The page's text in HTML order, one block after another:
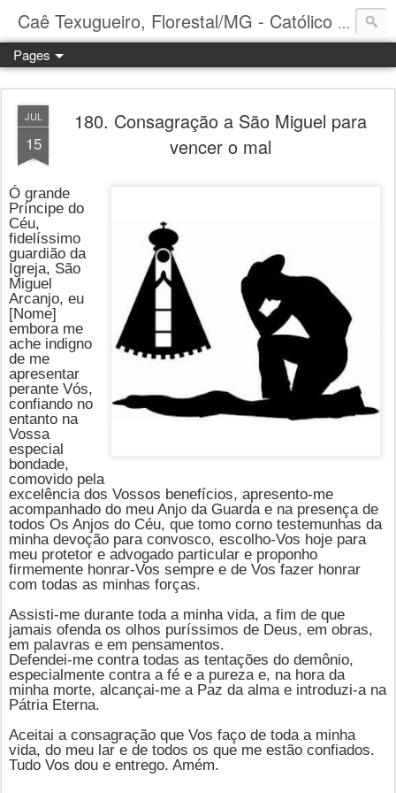
Caê Texugueiro, Florestal/MG - Católico Praticante
Pages
JUL
15
180. Consagração a São Miguel para
vencer o mal
Ó grande
Príncipe do
Céu,
fidelíssimo
guardião da
Igreja, São
Miguel
Arcanjo, eu
[Nome]
embora me
ache indigno
de me
apresentar
perante Vós,
confiando no
entanto na
Vossa
especial
bondade,
comovido pela
excelência dos Vossos benefícios, apresento-me
acompanhado do meu Anjo da Guarda e na presença de
todos Os Anjos do Céu, que tomo corno testemunhas da
minha devoção para convosco, escolho-Vos hoje para
meu protetor e advogado particular e proponho
firmemente honrar-Vos sempre e de Vos fazer honrar
com todas as minhas forças.
Assisti-me durante toda a minha vida, a fim de que
jamais ofenda os olhos puríssimos de Deus, em obras,
em palavras e em pensamentos.
Defendei-me contra todas as tentações do demônio,
especialmente contra a fé e a pureza e, na hora da
minha morte, alcançai-me a Paz da alma e introduzi-a na
Pátria Eterna.
Aceitai a consagração que Vos faço de toda a minha
vida, do meu lar e de todos os que me estão confiados.
Tudo Vos dou e entrego. Amém.